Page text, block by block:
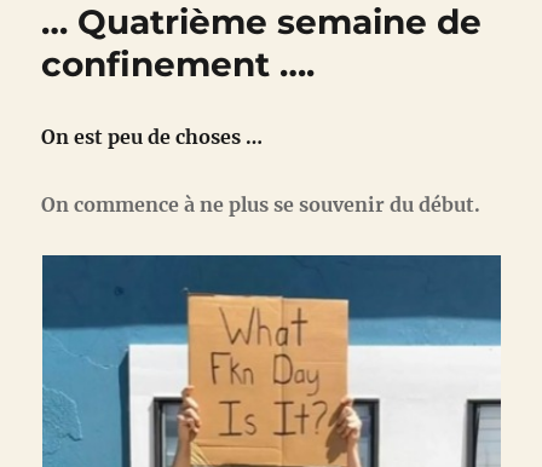
… Quatrième semaine de
confinement ….
On est peu de choses …
On commence à ne plus se souvenir du début.